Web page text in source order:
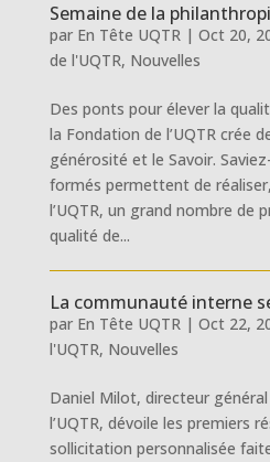
Semaine de la
par En Tête UQTR| Oct 20,
de l'UQTR, Nouvelles
Des ponts pour élever la
la Fondation de l’UQTR crée
générosité et le Savoir.
formés permettent de
l’UQTR, un grand nombre de
qualité de...
La communauté interne
par En Tête UQTR| Oct 22,
l'UQTR, Nouvelles
Daniel Milot, directeur
l’UQTR, dévoile les premiers
sollicitation personnalisée